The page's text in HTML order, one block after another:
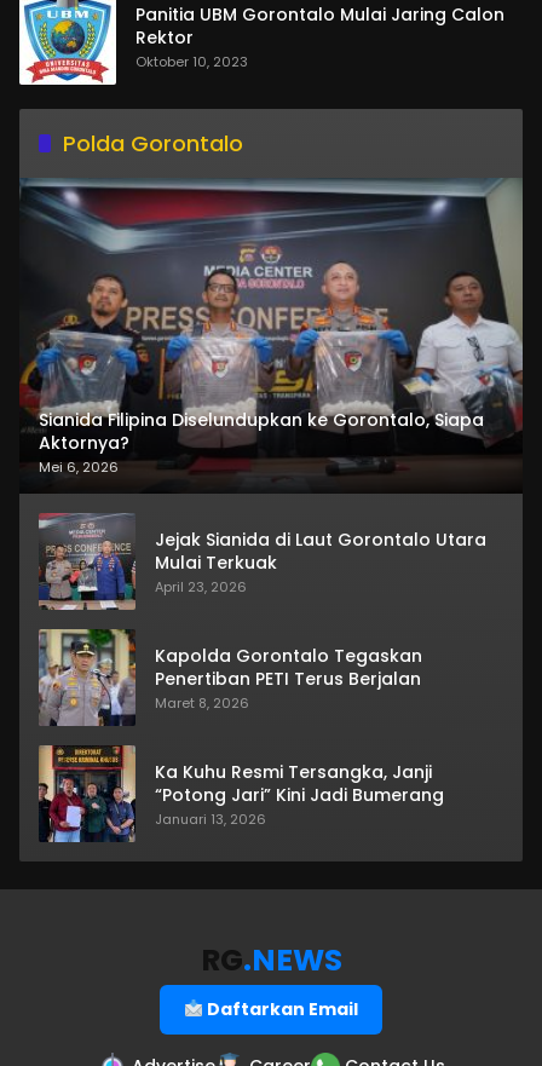
Panitia UBM Gorontalo Mulai Jaring Calon
Rektor
Oktober 10, 2023
Polda Gorontalo
Sianida Filipina Diselundupkan ke Gorontalo, Siapa
Aktornya?
Mei 6, 2026
Jejak Sianida di Laut Gorontalo Utara
Mulai Terkuak
April 23, 2026
Kapolda Gorontalo Tegaskan
Penertiban PETI Terus Berjalan
Maret 8, 2026
Ka Kuhu Resmi Tersangka, Janji
“Potong Jari” Kini Jadi Bumerang
Januari 13, 2026
RG.NEWS
Daftarkan Email